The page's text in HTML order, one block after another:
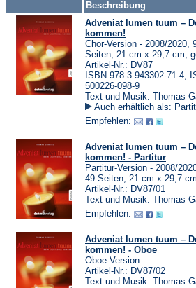
Beschreibung
Adveniat lumen tuum –
kommen!
Chor-Version - 2008/2020,
Seiten, 21 cm x 29,7 cm,
Artikel-Nr.: DV87
ISBN 978-3-943302-71-4,
500226-098-9
Text und Musik: Thomas
Auch erhältlich als:
Empfehlen:
Adveniat lumen tuum –
kommen! - Partitur
Partitur-Version - 2008/
49 Seiten, 21 cm x 29,7
Artikel-Nr.: DV87/01
Text und Musik: Thomas
Empfehlen:
Adveniat lumen tuum –
kommen! - Oboe
Oboe-Version
Artikel-Nr.: DV87/02
Text und Musik: Thomas